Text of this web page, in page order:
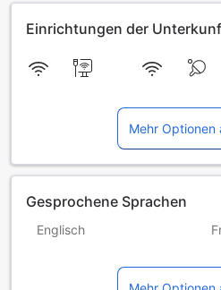
Einrichtungen der
Mehr Optionen
Gesprochene Sprachen
Englisch